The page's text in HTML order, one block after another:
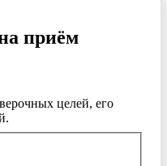
приём
целей, его